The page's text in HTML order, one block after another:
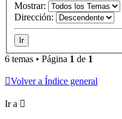
Mostrar:
Dirección:
6 temas • Página 1 de 1
Volver a Índice general
Ir a